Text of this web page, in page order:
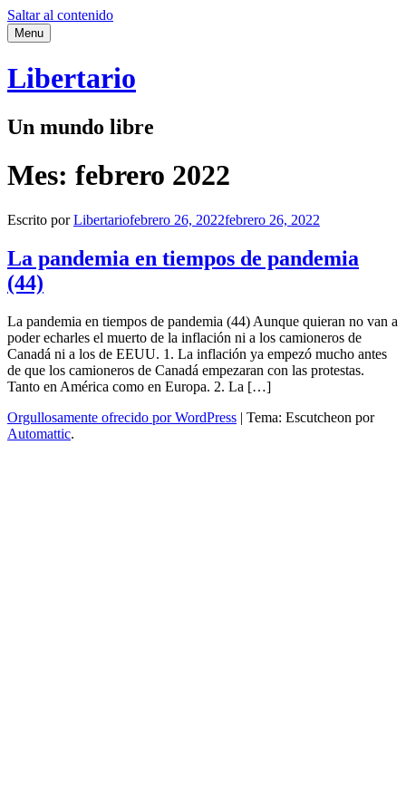
Saltar al contenido
Menu
Libertario
Un mundo libre
Mes: febrero 2022
Escrito porLibertariofebrero 26, 2022febrero 26, 2022
La pandemia en tiempos de pandemia
(44)
La pandemia en tiempos de pandemia (44) Aunque quieran no van a
poder echarles el muerto de la inflación ni a los camioneros de
Canadá ni a los de EEUU. 1. La inflación ya empezó mucho antes
de que los camioneros de Canadá empezaran con las protestas.
Tanto en América como en Europa. 2. La […]
Orgullosamente ofrecido por WordPress | Tema: Escutcheon por
Automattic.